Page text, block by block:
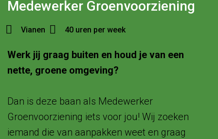
Medewerker Groenvoorziening
Vianen 40 uren per week
Werk jij graag buiten en houd je van een
nette, groene omgeving?
Dan is deze baan als Medewerker
Groenvoorziening iets voor jou! Wij zoeken
iemand die van aanpakken weet en graag